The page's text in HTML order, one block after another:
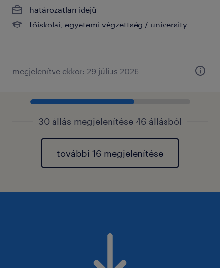
határozatlan idejű
főiskolai, egyetemi végzettség / university
megjelenítve ekkor: 29 július 2026
30 állás megjelenítése 46 állásból
további 16 megjelenítése